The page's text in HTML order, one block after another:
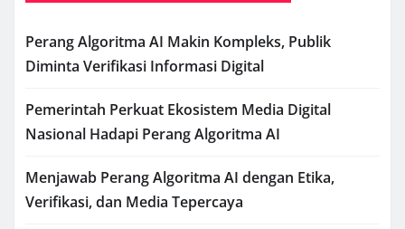
Perang Algoritma AI Makin Kompleks, Publik
Diminta Verifikasi Informasi Digital
Pemerintah Perkuat Ekosistem Media Digital
Nasional Hadapi Perang Algoritma AI
Menjawab Perang Algoritma AI dengan Etika,
Verifikasi, dan Media Tepercaya